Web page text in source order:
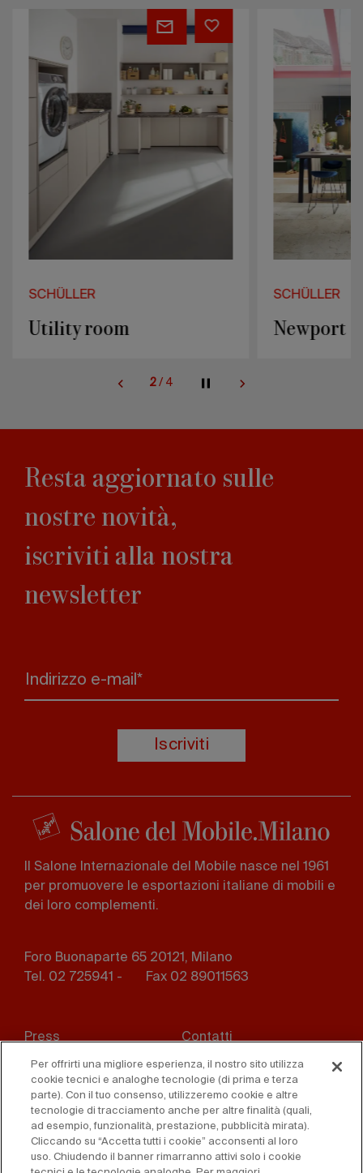
room
SCHÜLLER
Utility room
Newport
SCHÜLLER
Newport
2 / 4
Resta aggiornato sulle
nostre novità,
iscriviti alla nostra
newsletter
Indirizzo e-mail*
Iscriviti
Il Salone Internazionale del Mobile nasce nel 1961
per promuovere le esportazioni italiane di mobili e
dei loro complementi.
Foro Buonaparte 65 20121, Milano
Tel. 02 725941 -
Fax 02 89011563
menu
Press Contatti
Whistleblowing Privacy
Disclaimer D. Lgs. 231/01
Cookies Condizioni di vendita
Per offrirti una migliore esperienza, il nostro sito utilizza
cookie tecnici e analoghe tecnologie (di prima e terza
parte). Con il tuo consenso, utilizzeremo cookie e altre
tecnologie di tracciamento anche per altre finalità (quali,
ad esempio, funzionalità, prestazione, pubblicità mirata).
Cliccando su “Accetta tutti i cookie” acconsenti al loro
uso. Chiudendo il banner rimarranno attivi solo i cookie